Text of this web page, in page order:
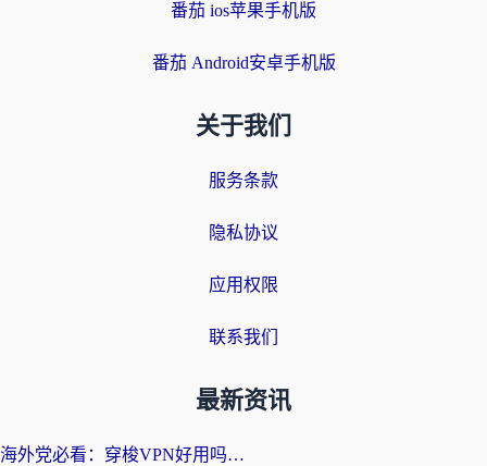
番茄 ios苹果手机版
番茄 Android安卓手机版
关于我们
服务条款
隐私协议
应用权限
联系我们
最新资讯
海外党必看：穿梭VPN好用吗？和云帆VPN对比哪个回国效果更好？附真实测评+避坑指南